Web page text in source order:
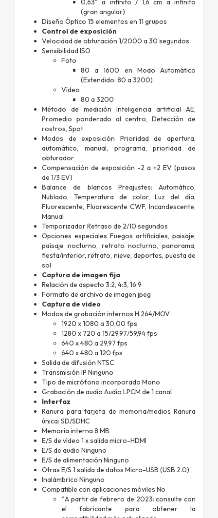
0,63" a infinito / 1,6 cm a infinito
(gran angular)
Diseño Óptico 15 elementos en 11 grupos
Control de exposición
Velocidad de obturación 1/2000 a 30 segundos
Sensibilidad ISO
Foto
80 a 1600 en Modo Automático
(Extendido: 80 a 3200)
Vídeo
80 a 3200
Método de medición Inteligencia artificial AE,
Promedio ponderado al centro, Detección de
rostros, Spot
Modos de exposición Prioridad de apertura,
automático, manual, programa, prioridad de
obturador
Compensación de exposición -2 a +2 EV (pasos
de 1/3 EV)
Balance de blancos Preajustes: Automático,
Nublado, Temperatura de color, Luz del día,
Fluorescente, Fluorescente CWF, Incandescente,
Manual
Temporizador Retraso de 2/10 segundos
Opciones especiales Fuegos artificiales, paisaje,
paisaje nocturno, retrato nocturno, panorama,
fiesta/interior, retrato, nieve, deportes, puesta de
sol
Captura de imagen fija
Relación de aspecto 3:2, 4:3, 16:9
Formato de archivo de imagen jpeg
Captura de video
Modos de grabación internos H.264/MOV
1920 x 1080 a 30,00 fps
1280 x 720 a 15/29,97/59,94 fps
640 x 480 a 29,97 fps
640 x 480 a 120 fps
Salida de difusión NTSC
Transmisión IP Ninguno
Tipo de micrófono incorporado Mono
Grabación de audio Audio LPCM de 1 canal
Interfaz
Ranura para tarjeta de memoria/medios Ranura
única: SD/SDHC
Memoria interna 8 MB
E/S de vídeo 1 x salida micro-HDMI
E/S de audio Ninguno
E/S de alimentación Ninguno
Otras E/S 1 salida de datos Micro-USB (USB 2.0)
Inalámbrico Ninguno
Compatible con aplicaciones móviles No
*A partir de febrero de 2023: consulte con
el fabricante para obtener la